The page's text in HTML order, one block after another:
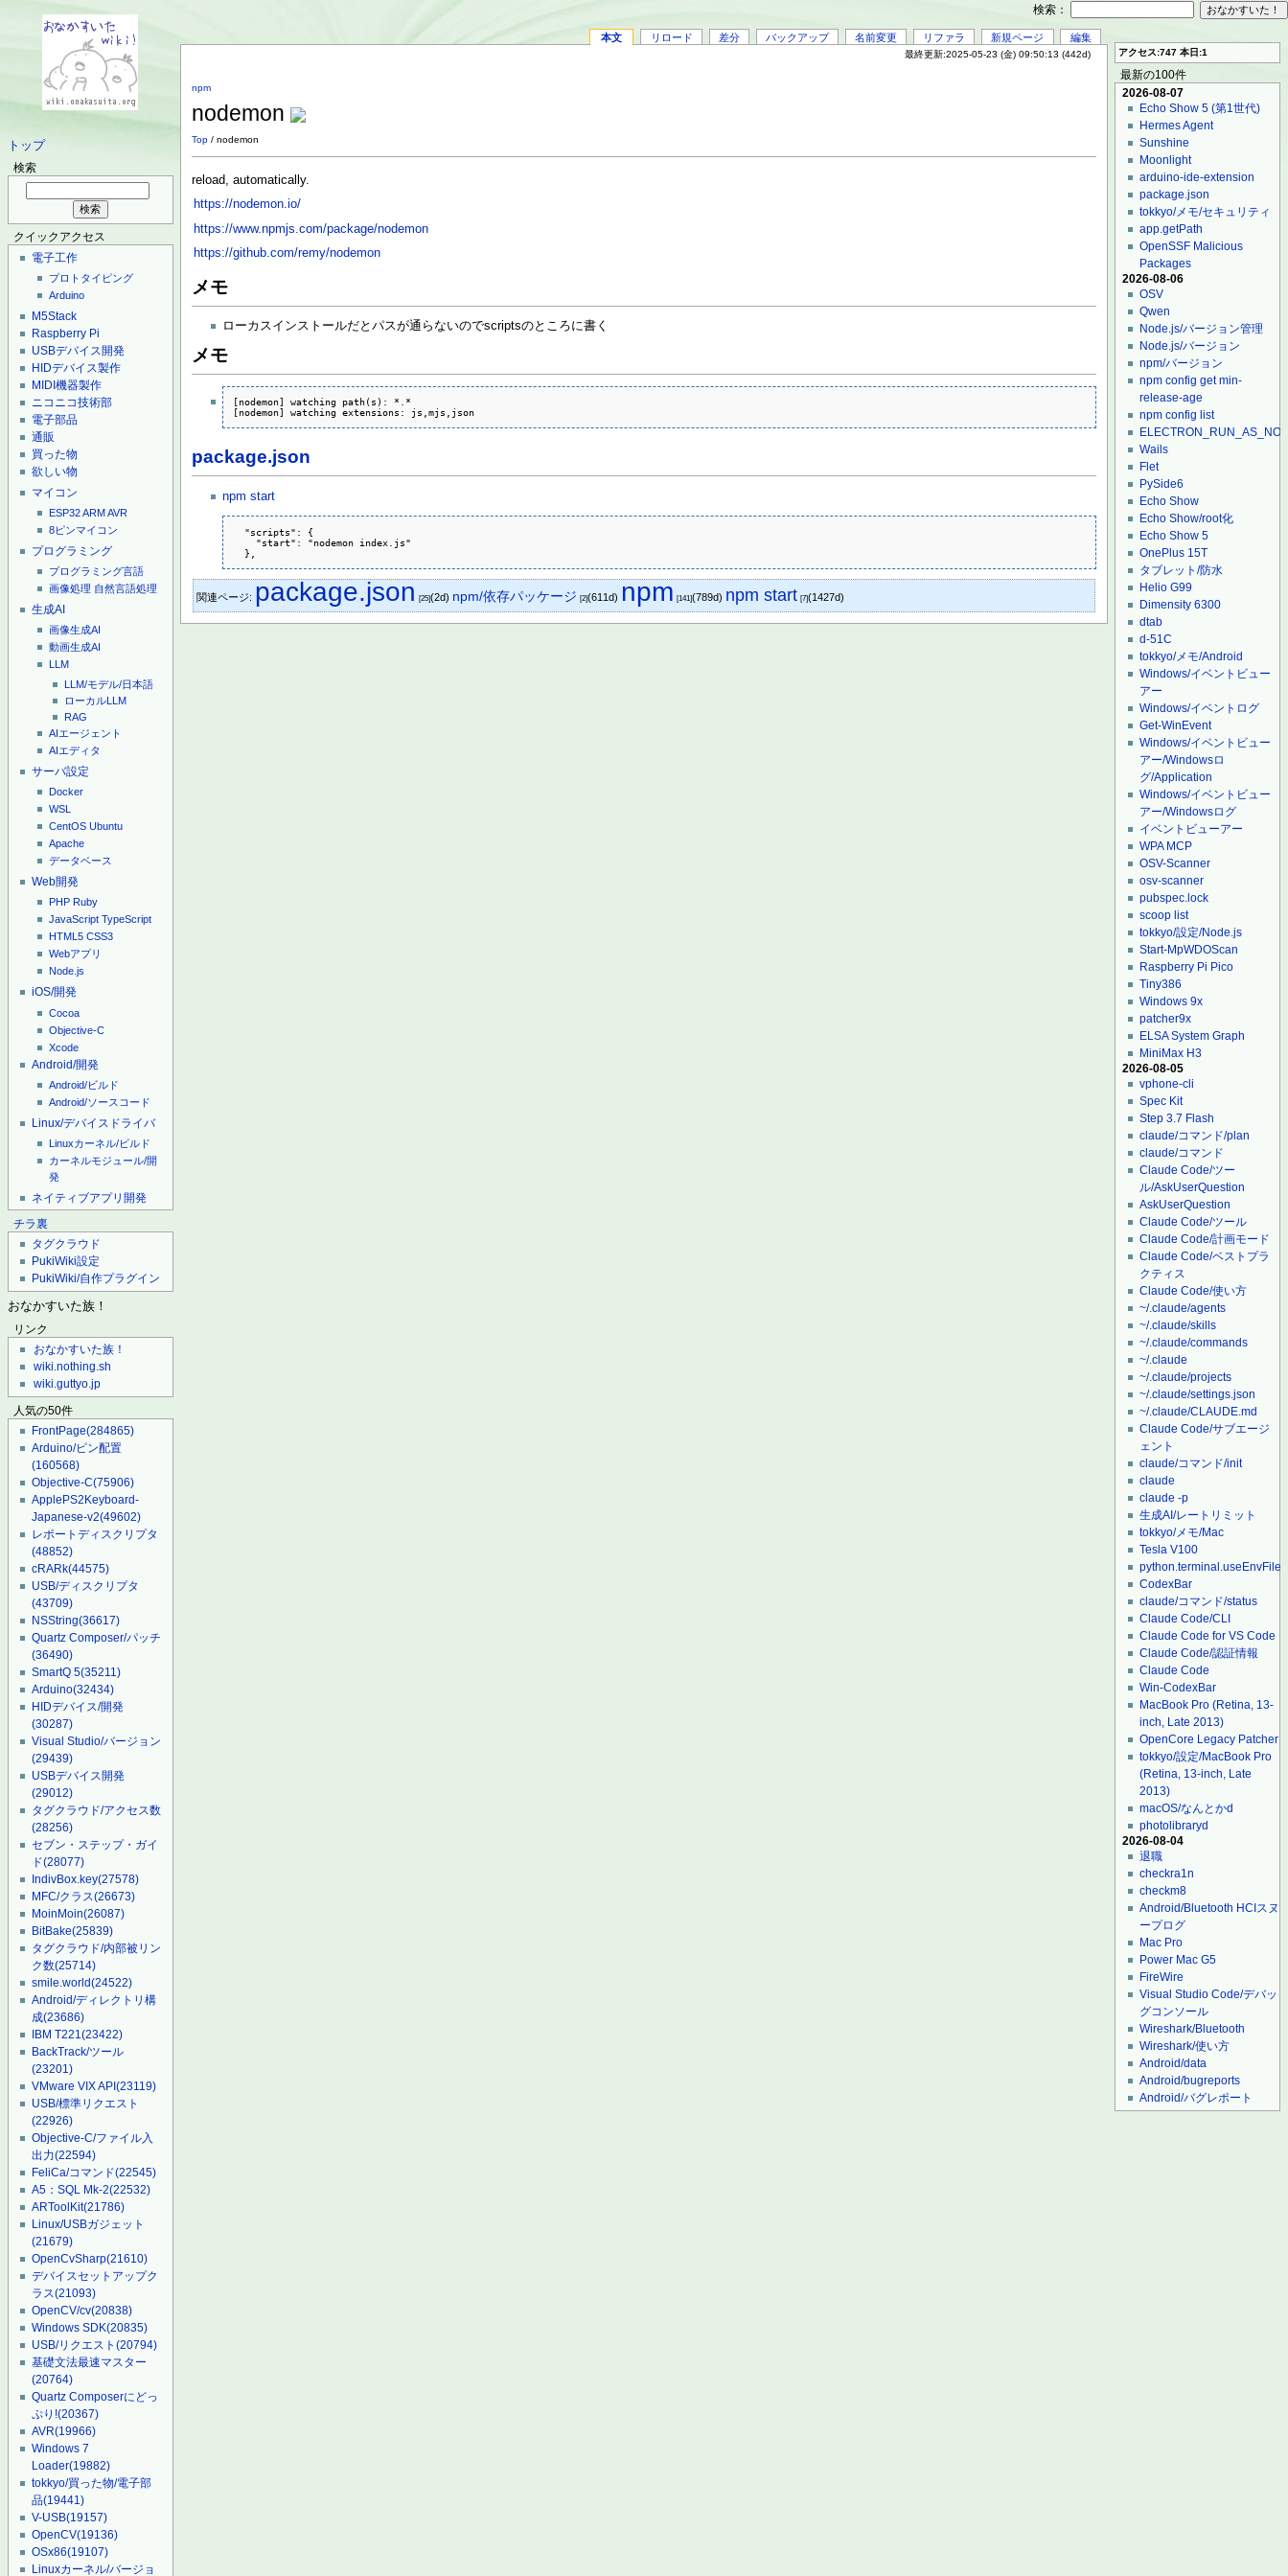
トップ
検索
クイックアクセス
電子工作
プロトタイピング
Arduino
M5Stack
Raspberry Pi
USBデバイス開発
HIDデバイス製作
MIDI機器製作
ニコニコ技術部
電子部品
通販
買った物
欲しい物
マイコン
ESP32ARMAVR
8ピンマイコン
プログラミング
プログラミング言語
画像処理 自然言語処理
生成AI
画像生成AI
動画生成AI
LLM
LLM/モデル/日本語
ローカルLLM
RAG
AIエージェント
AIエディタ
サーバ設定
Docker
WSL
CentOS Ubuntu
Apache
データベース
Web開発
PHP Ruby
JavaScript TypeScript
HTML5 CSS3
Webアプリ
Node.js
iOS/開発
Cocoa
Objective-C
Xcode
Android/開発
Android/ビルド
Android/ソースコード
Linux/デバイスドライバ
Linuxカーネル/ビルド
カーネルモジュール/開
発
ネイティブアプリ開発
チラ裏
タグクラウド
PukiWiki設定
PukiWiki/自作プラグイン
おなかすいた族！
リンク
おなかすいた族！
wiki.nothing.sh
wiki.guttyo.jp
人気の50件
FrontPage(284865)
Arduino/ピン配置
(160568)
Objective-C(75906)
ApplePS2Keyboard-
Japanese-v2(49602)
レポートディスクリプタ
(48852)
cRARk(44575)
USB/ディスクリプタ
(43709)
NSString(36617)
Quartz Composer/パッチ
(36490)
SmartQ 5(35211)
Arduino(32434)
HIDデバイス/開発
(30287)
Visual Studio/バージョン
(29439)
USBデバイス開発
(29012)
タグクラウド/アクセス数
(28256)
セブン・ステップ・ガイ
ド(28077)
IndivBox.key(27578)
MFC/クラス(26673)
MoinMoin(26087)
BitBake(25839)
タグクラウド/内部被リン
ク数(25714)
smile.world(24522)
Android/ディレクトリ構
成(23686)
IBM T221(23422)
BackTrack/ツール
(23201)
VMware VIX API(23119)
USB/標準リクエスト
(22926)
Objective-C/ファイル入
出力(22594)
FeliCa/コマンド(22545)
A5：SQL Mk-2(22532)
ARToolKit(21786)
Linux/USBガジェット
(21679)
OpenCvSharp(21610)
デバイスセットアップク
ラス(21093)
OpenCV/cv(20838)
Windows SDK(20835)
USB/リクエスト(20794)
基礎文法最速マスター
(20764)
Quartz Composerにどっ
ぷり!(20367)
AVR(19966)
Windows 7
Loader(19882)
tokkyo/買った物/電子部
品(19441)
V-USB(19157)
OpenCV(19136)
OSx86(19107)
Linuxカーネル/バージョ
本文 リロード 差分 バックアップ 名前変更 リファラ 新規ページ 編集
最終更新:2025-05-23 (金) 09:50:13 (442d)
npm
nodemon
Top / nodemon
reload, automatically.
https://nodemon.io/
https://www.npmjs.com/package/nodemon
https://github.com/remy/nodemon
メモ
ローカスインストールだとパスが通らないのでscriptsのところに書く
メモ
[nodemon] watching path(s): *.*
[nodemon] watching extensions: js,mjs,json
package.json
npm start
  "scripts": {
    "start": "nodemon index.js"
  },
関連ページ: package.json [25](2d) npm/依存パッケージ [2](611d) npm [141](789d) npm start [7](1427d)
アクセス:747 本日:1
最新の100件
2026-08-07
Echo Show 5 (第1世代)
Hermes Agent
Sunshine
Moonlight
arduino-ide-extension
package.json
tokkyo/メモ/セキュリティ
app.getPath
OpenSSF Malicious
Packages
2026-08-06
OSV
Qwen
Node.js/バージョン管理
Node.js/バージョン
npm/バージョン
npm config get min-
release-age
npm config list
Wails
Flet
PySide6
Echo Show
Echo Show/root化
Echo Show 5
OnePlus 15T
タブレット/防水
Helio G99
Dimensity 6300
dtab
d-51C
tokkyo/メモ/Android
Windows/イベントビュー
アー
Windows/イベントログ
Get-WinEvent
Windows/イベントビュー
アー/Windowsロ
グ/Application
Windows/イベントビュー
アー/Windowsログ
イベントビューアー
WPA MCP
OSV-Scanner
osv-scanner
pubspec.lock
scoop list
tokkyo/設定/Node.js
Start-MpWDOScan
Raspberry Pi Pico
Tiny386
Windows 9x
patcher9x
ELSA System Graph
MiniMax H3
2026-08-05
vphone-cli
Spec Kit
Step 3.7 Flash
claude/コマンド/plan
claude/コマンド
Claude Code/ツー
ル/AskUserQuestion
AskUserQuestion
Claude Code/ツール
Claude Code/計画モード
Claude Code/ベストプラ
クティス
Claude Code/使い方
~/.claude/agents
~/.claude/skills
~/.claude/commands
~/.claude
~/.claude/projects
~/.claude/settings.json
~/.claude/CLAUDE.md
Claude Code/サブエージ
ェント
claude/コマンド/init
claude
claude -p
生成AI/レートリミット
tokkyo/メモ/Mac
Tesla V100
python.terminal.useEnvFile
CodexBar
claude/コマンド/status
Claude Code/CLI
Claude Code for VS Code
Claude Code/認証情報
Claude Code
Win-CodexBar
MacBook Pro (Retina, 13-
inch, Late 2013)
OpenCore Legacy Patcher
tokkyo/設定/MacBook Pro
(Retina, 13-inch, Late
2013)
macOS/なんとかd
photolibraryd
2026-08-04
退職
checkra1n
checkm8
Android/Bluetooth HCIスヌ
ープログ
Mac Pro
Power Mac G5
FireWire
Visual Studio Code/デバッ
グコンソール
Wireshark/Bluetooth
Wireshark/使い方
Android/data
Android/bugreports
Android/バグレポート
検索：